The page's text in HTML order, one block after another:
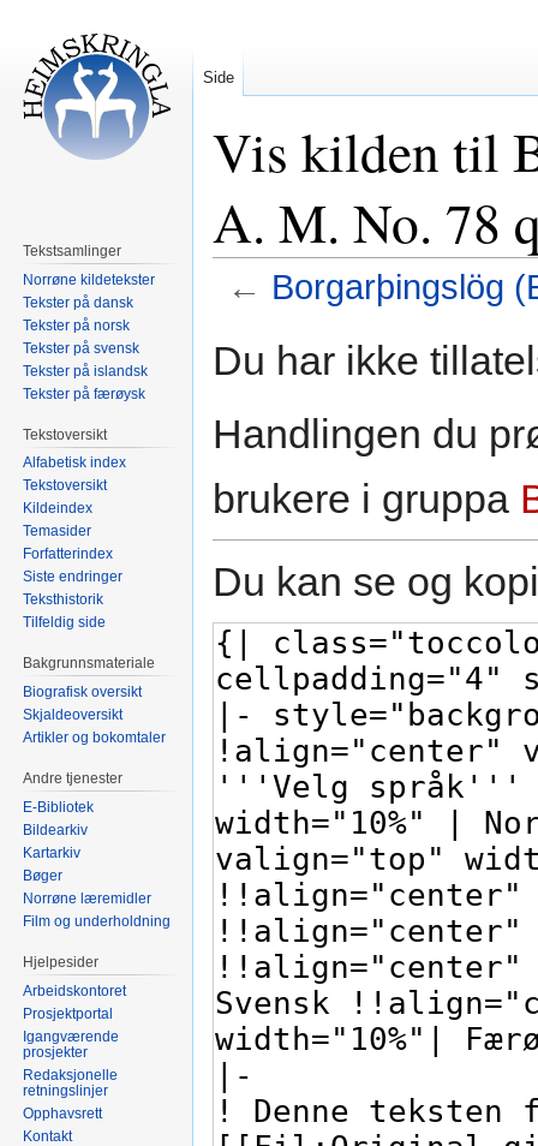
Vis kilden til
A. M. No. 78
← Borgarþingslög
Du har ikke
Handlingen du
brukere i gruppa
Du kan se og
Side
Tekstsamlinger
Norrøne kildetekster
Tekster på dansk
Tekster på norsk
Tekster på svensk
Tekster på islandsk
Tekster på færøysk
Tekstoversikt
Alfabetisk index
Tekstoversikt
Kildeindex
Temasider
Forfatterindex
Siste endringer
Teksthistorik
Tilfeldig side
Bakgrunnsmateriale
Biografisk oversikt
Skjaldeoversikt
Artikler og bokomtaler
Andre tjenester
E-Bibliotek
Bildearkiv
Kartarkiv
Bøger
Norrøne læremidler
Film og underholdning
Hjelpesider
Arbeidskontoret
Prosjektportal
Igangværende
prosjekter
Redaksjonelle
retningslinjer
Opphavsrett
Kontakt